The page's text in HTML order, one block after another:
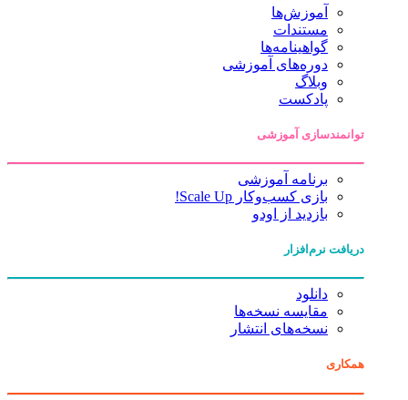
آموزش‌ها
مستندات
گواهینامه‌ها
دوره‌های آموزشی
وبلاگ
پادکست
توانمندسازی آموزشی
برنامه آموزشی
بازی کسب‌وکار Scale Up!
بازدید از اودو
دریافت نرم‌افزار
دانلود
مقایسه نسخه‌ها
نسخه‌های انتشار
همکاری